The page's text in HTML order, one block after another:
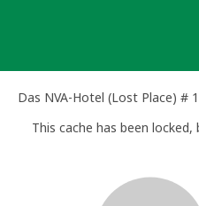
Das NVA-Hotel (Lost Place) #
This cache has been